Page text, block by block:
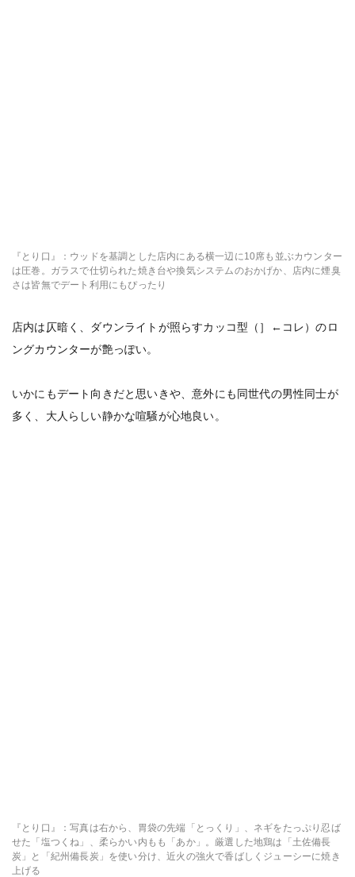
『とり口』：ウッドを基調とした店内にある横一辺に10席も並ぶカウンター
は圧巻。ガラスで仕切られた焼き台や換気システムのおかげか、店内に煙臭
さは皆無でデート利用にもぴったり
店内は仄暗く、ダウンライトが照らすカッコ型（］←コレ）のロ
ングカウンターが艶っぽい。
いかにもデート向きだと思いきや、意外にも同世代の男性同士が
多く、大人らしい静かな喧騒が心地良い。
『とり口』：写真は右から、胃袋の先端「とっくり」、ネギをたっぷり忍ば
せた「塩つくね」、柔らかい内もも「あか」。厳選した地鶏は「土佐備長
炭」と「紀州備長炭」を使い分け、近火の強火で香ばしくジューシーに焼き
上げる